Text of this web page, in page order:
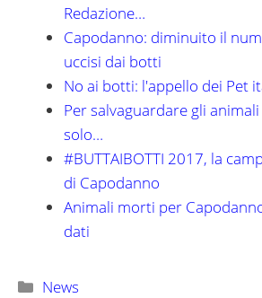
Redazione…
Capodanno: diminuito il
uccisi dai botti
No ai botti: l'appello dei Pet
Per salvaguardare gli
solo…
#BUTTAIBOTTI 2017, la
di Capodanno
Animali morti per
dati
Categorie
News